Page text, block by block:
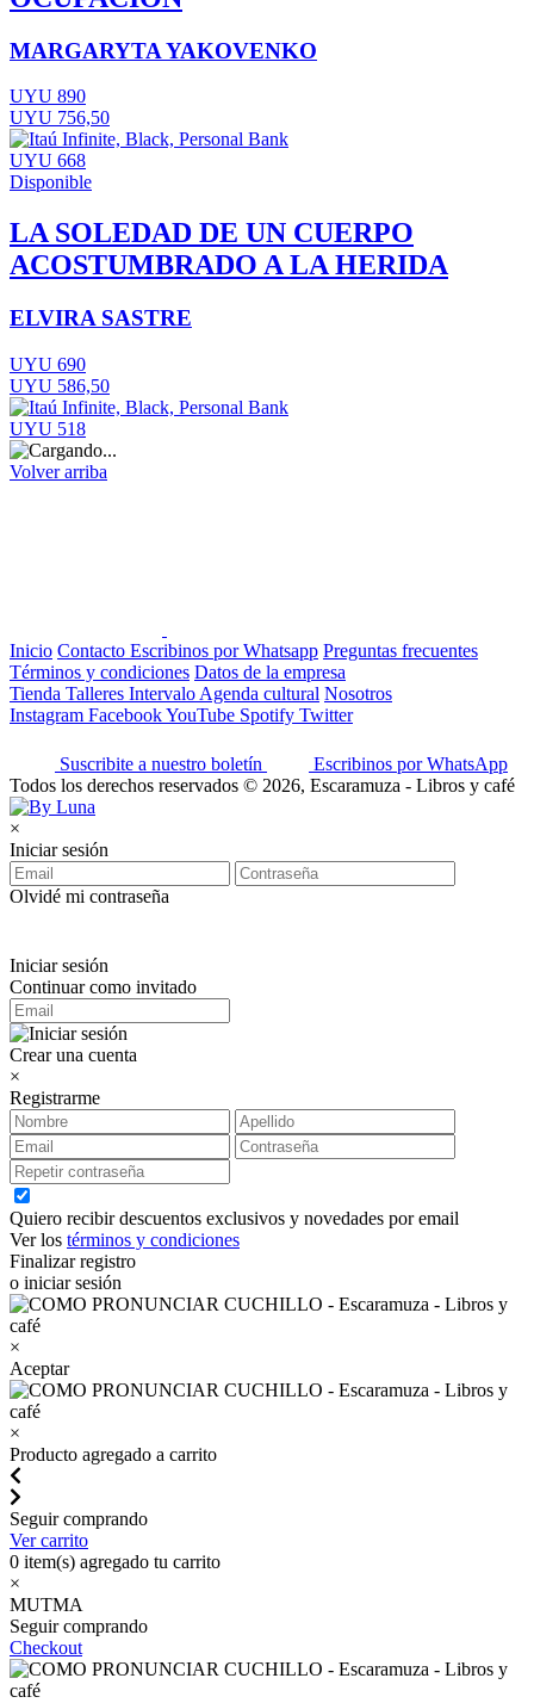
MARGARYTA YAKOVENKO
UYU 890
UYU 756,50
UYU 668
Disponible
LA SOLEDAD DE UN CUERPO
ACOSTUMBRADO A LA HERIDA
ELVIRA SASTRE
UYU 690
UYU 586,50
UYU 518
Volver arriba
Inicio Contacto Escribinos por Whatsapp Preguntas frecuentes
Términos y condiciones Datos de la empresa
Tienda Talleres Intervalo Agenda cultural Nosotros
Instagram FacebookYouTube Spotify Twitter
Suscribite a nuestro boletín
Escribinos por WhatsApp
Todos los derechos reservados © 2026, Escaramuza - Libros y café
×
Iniciar sesión
Olvidé mi contraseña
Iniciar sesión
Continuar como invitado
Crear una cuenta
×
Registrarme
Quiero recibir descuentos exclusivos y novedades por email
Ver los términos y condiciones
Finalizar registro
o iniciar sesión
×
Aceptar
×
Producto agregado a carrito
Seguir comprando
Ver carrito
0 item(s) agregado tu carrito
×
MUTMA
Seguir comprando
Checkout